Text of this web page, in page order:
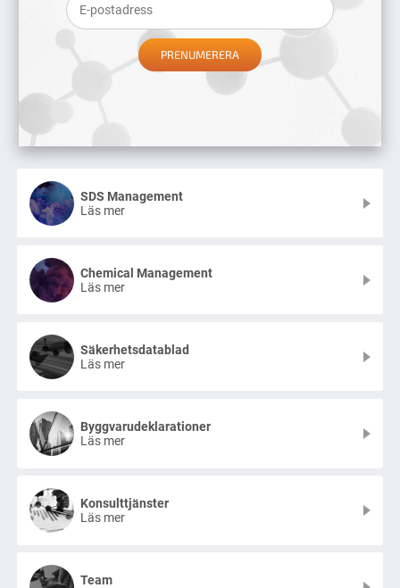
SDS Management
Läs mer
Chemical Management
Läs mer
Säkerhetsdatablad
Läs mer
Byggvarudeklarationer
Läs mer
Konsulttjänster
Läs mer
Team